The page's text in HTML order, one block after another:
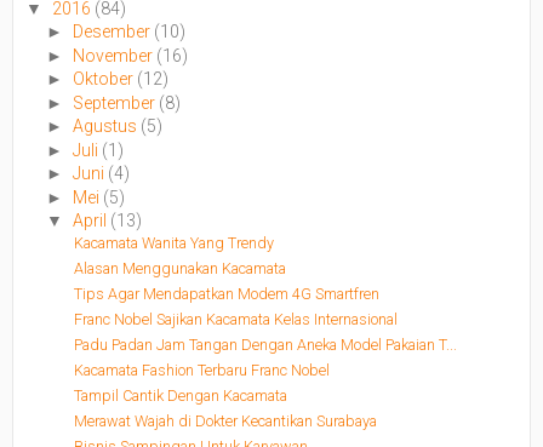
▼ 2016 (84)
► Desember (10)
► November (16)
► Oktober (12)
► September (8)
► Agustus (5)
► Juli (1)
► Juni (4)
► Mei (5)
▼ April (13)
Kacamata Wanita Yang Trendy
Alasan Menggunakan Kacamata
Tips Agar Mendapatkan Modem 4G Smartfren
Franc Nobel Sajikan Kacamata Kelas Internasional
Padu Padan Jam Tangan Dengan Aneka Model Pakaian T...
Kacamata Fashion Terbaru Franc Nobel
Tampil Cantik Dengan Kacamata
Merawat Wajah di Dokter Kecantikan Surabaya